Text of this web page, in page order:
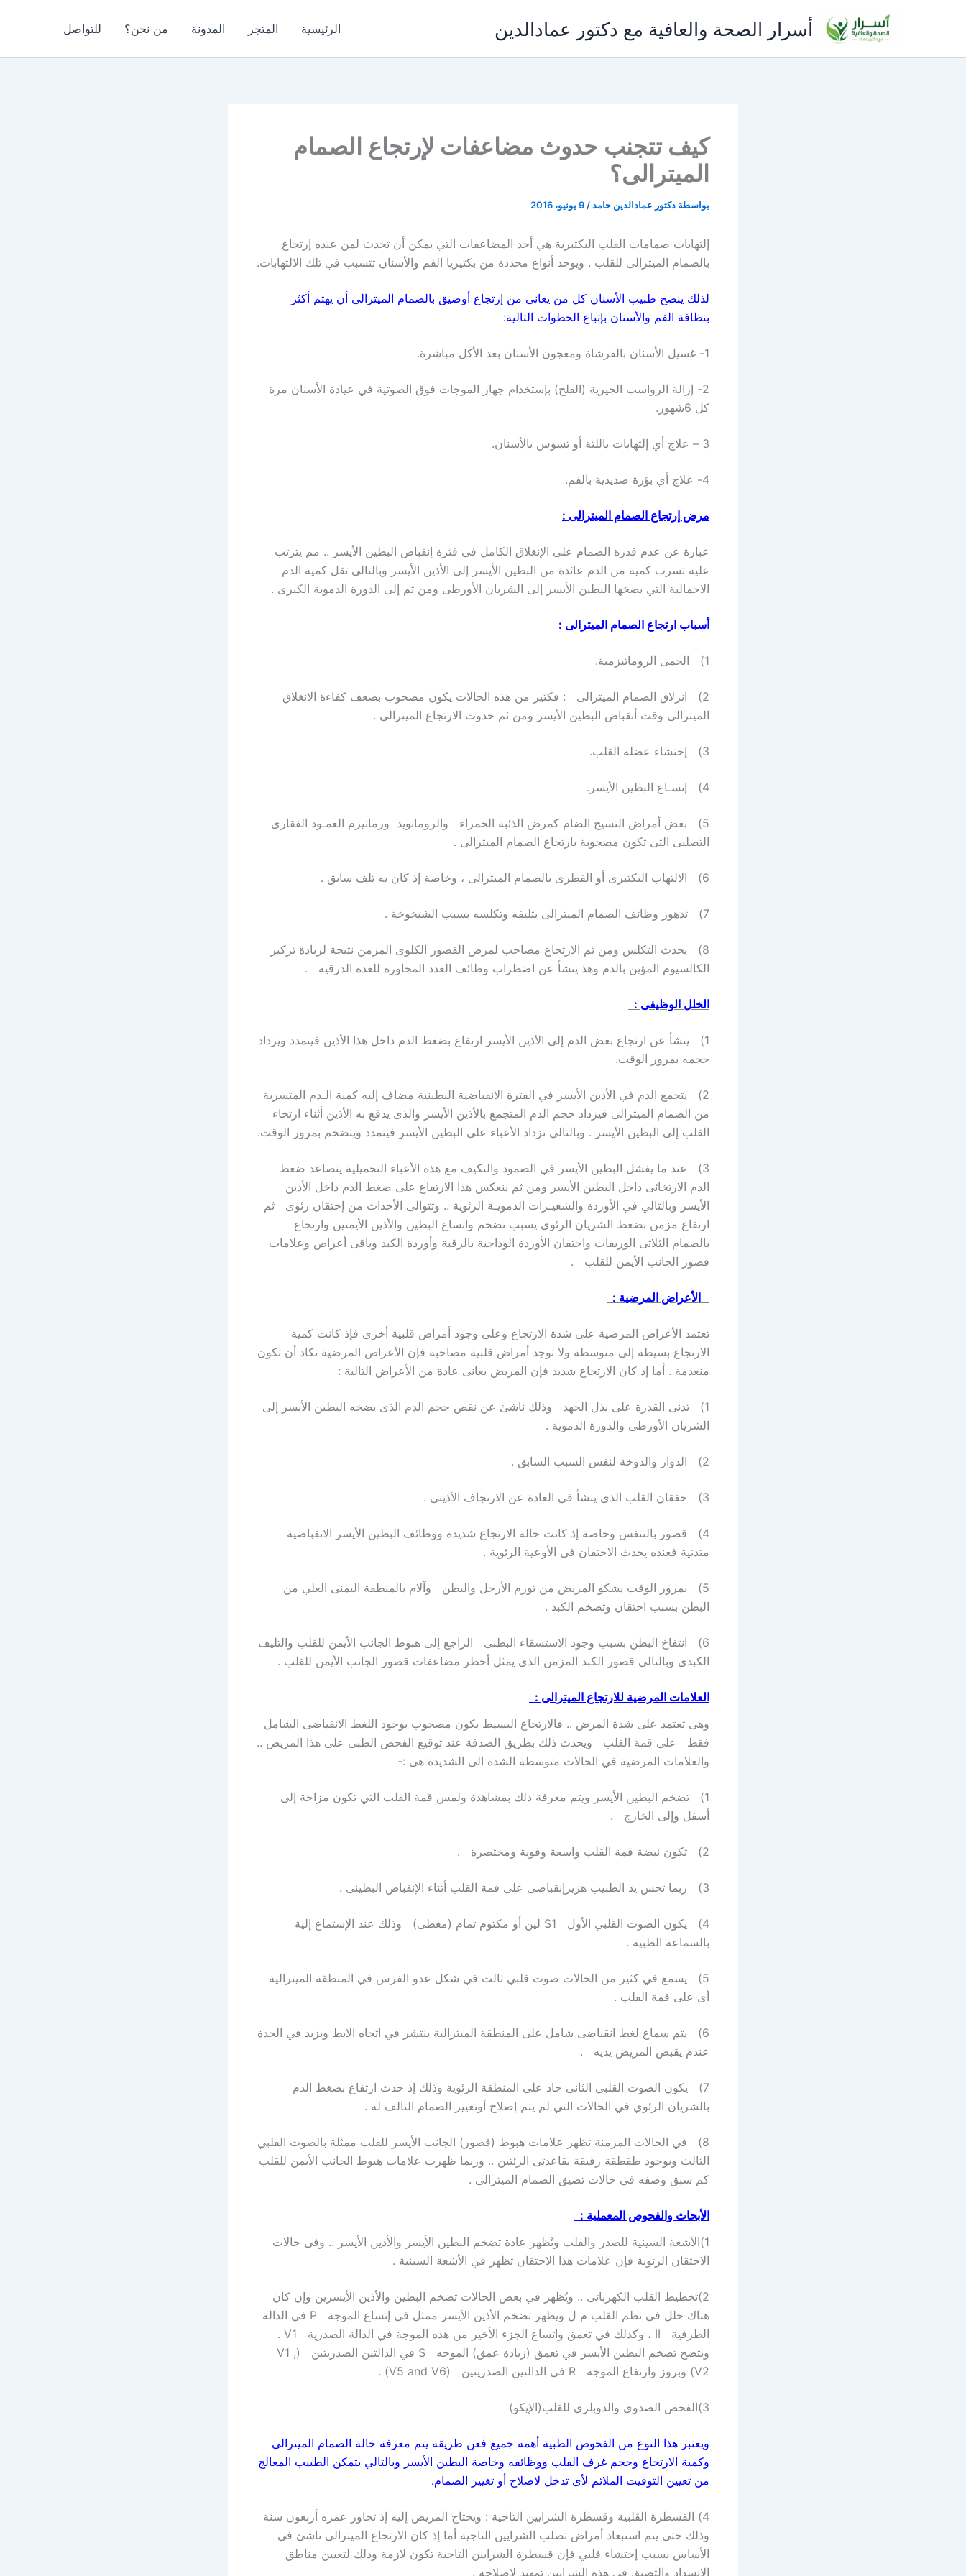
أسرار الصحة والعافية مع دكتور عمادالدين الرئيسية المتجر المدونة من نحن؟ للتواصل
كيف تتجنب حدوث مضاعفات لإرتجاع الصمام
الميترالى؟
بواسطة دكتور عمادالدين حامد/ 9 يونيو، 2016
إلتهابات صمامات القلب البكتيرية هي أحد المضاعفات التي يمكن أن تحدث لمن عنده إرتجاع
بالصمام الميترالى للقلب . ويوجد أنواع محددة من بكتيريا الفم والأسنان تتسبب في تلك الالتهابات.
لذلك ينصح طبيب الأسنان كل من يعانى من إرتجاع أوضيق بالصمام الميترالى أن يهتم أكثر
بنظافة الفم والأسنان بإتباع الخطوات التالية:
1- غسيل الأسنان بالفرشاة ومعجون الأسنان بعد الأكل مباشرة.
2- إزالة الرواسب الجيرية (القلح) بإستخدام جهاز الموجات فوق الصوتية في عيادة الأسنان مرة
كل 6شهور.
3 – علاج أي إلتهابات باللثة أو تسوس بالأسنان.
4- علاج أي بؤرة صديدية بالفم.
مرض إرتجاع الصمام الميترالى :
عبارة عن عدم قدرة الصمام على الإنغلاق الكامل في فترة إنقباض البطين الأيسر .. مم يترتب
عليه تسرب كمية من الدم عائدة من البطين الأيسر إلى الأذين الأيسر وبالتالى تقل كمية الدم
الاجمالية التي يضخها البطين الأيسر إلى الشريان الأورطى ومن ثم إلى الدورة الدموية الكبرى .
أسباب ارتجاع الصمام الميترالى :
1) الحمى الروماتيزمية.
2) انزلاق الصمام الميترالى : فكثير من هذه الحالات يكون مصحوب بضعف كفاءة الانغلاق
الميترالى وقت أنقباض البطين الأيسر ومن ثم حدوث الارتجاع الميترالى .
3) إحتشاء عضلة القلب.
4) إتسـاع البطين الأيسر.
5) بعض أمراض النسيج الضام كمرض الذئبة الحمراء والروماتويد ورماتيزم العمـود الفقارى
التصلبى التى تكون مصحوبة بارتجاع الصمام الميترالى .
6) الالتهاب البكتيرى أو الفطرى بالصمام الميترالى ، وخاصة إذ كان به تلف سابق .
7) تدهور وظائف الصمام الميترالى بتليفه وتكلسه بسبب الشيخوخة .
8) يحدث التكلس ومن ثم الارتجاع مصاحب لمرض القصور الكلوى المزمن نتيجة لزيادة تركيز
الكالسيوم المؤين بالدم وهذ ينشأ عن اضطراب وظائف الغدد المجاورة للغدة الدرقية .
الخلل الوظيفى :
1) ينشأ عن ارتجاع بعض الدم إلى الأذين الأيسر ارتفاع بضغط الدم داخل هذا الأذين فيتمدد ويزداد
حجمه بمرور الوقت.
2) يتجمع الدم في الأذين الأيسر في الفترة الانقباضية البطينية مضاف إليه كمية الـدم المتسربة
من الصمام الميترالى فيزداد حجم الدم المتجمع بالأذين الأيسر والذى يدفع به الأذين أثناء ارتخاء
القلب إلى البطين الأيسر . وبالتالي تزداد الأعباء على البطين الأيسر فيتمدد ويتضخم بمرور الوقت.
3) عند ما يفشل البطين الأيسر في الصمود والتكيف مع هذه الأعباء التحميلية يتصاعد ضغط
الدم الارتخائى داخل البطين الأيسر ومن ثم ينعكس هذا الارتفاع على ضغط الدم داخل الأذين
الأيسر وبالتالي في الأوردة والشعيـرات الدمويـة الرئوية .. وتتوالى الأحداث من إحتقان رئوى ثم
ارتفاع مزمن بضغط الشريان الرئوي يسبب تضخم واتساع البطين والأذين الأيمنين وارتجاع
بالصمام الثلاثى الوريقات واحتقان الأوردة الوداجية بالرقبة وأوردة الكبد وباقى أعراض وعلامات
قصور الجانب الأيمن للقلب .
الأعراض المرضية :
تعتمد الأعراض المرضية على شدة الارتجاع وعلى وجود أمراض قلبية أخرى فإذ كانت كمية
الارتجاع بسيطة إلى متوسطة ولا توجد أمراض قلبية مصاحبة فإن الأعراض المرضية تكاد أن تكون
منعدمة . أما إذ كان الارتجاع شديد فإن المريض يعانى عادة من الأعراض التالية :
1) تدنى القدرة على بذل الجهد وذلك ناشئ عن نقص حجم الدم الذى يضخه البطين الأيسر إلى
الشريان الأورطى والدورة الدموية .
2) الدوار والدوخة لنفس السبب السابق .
3) خفقان القلب الذى ينشأ في العادة عن الارتجاف الأذينى .
4) قصور بالتنفس وخاصة إذ كانت حالة الارتجاع شديدة ووظائف البطين الأيسر الانقباضية
متدنية فعنده يحدث الاحتقان فى الأوعية الرئوية .
5) بمرور الوقت يشكو المريض من تورم الأرجل والبطن وآلام بالمنطقة اليمنى العلي من
البطن بسبب احتقان وتضخم الكبد .
6) انتفاخ البطن بسبب وجود الاستسقاء البطنى الراجع إلى هبوط الجانب الأيمن للقلب والتليف
الكبدى وبالتالي قصور الكبد المزمن الذى يمثل أخطر مضاعفات قصور الجانب الأيمن للقلب .
العلامات المرضية للارتجاع الميترالى :
وهى تعتمد على شدة المرض .. فالارتجاع البسيط يكون مصحوب بوجود اللغط الانقباضى الشامل
فقط على قمة القلب ويحدث ذلك بطريق الصدفة عند توقيع الفحص الطبى على هذا المريض ..
والعلامات المرضية في الحالات متوسطة الشدة الى الشديدة هى :-
1) تضخم البطين الأيسر ويتم معرفة ذلك بمشاهدة ولمس قمة القلب التي تكون مزاحة إلى
أسفل وإلى الخارج .
2) تكون نبضة قمة القلب واسعة وقوية ومختصرة .
3) ربما تحس يد الطبيب هزيزإنقباضى على قمة القلب أثناء الإنقباض البطينى .
4) يكون الصوت القلبي الأول S1 لين أو مكتوم تمام (مغطى) وذلك عند الإستماع إلية
بالسماعة الطبية .
5) يسمع في كثير من الحالات صوت قلبي ثالث في شكل عدو الفرس في المنطقة الميترالية
أى على قمة القلب .
6) يتم سماع لغط انقباضى شامل على المنطقة الميترالية ينتشر في اتجاه الابط ويزيد في الحدة
عندم يقبض المريض يديه .
7) يكون الصوت القلبي الثانى حاد على المنطقة الرئوية وذلك إذ حدث ارتفاع بضغط الدم
بالشريان الرئوي في الحالات التي لم يتم إصلاح أوتغيير الصمام التالف له .
8) في الحالات المزمنة تظهر علامات هبوط (قصور) الجانب الأيسر للقلب ممثلة بالصوت القلبي
الثالث وبوجود طقطقة رقيقة بقاعدتى الرئتين .. وربما ظهرت علامات هبوط الجانب الأيمن للقلب
كم سبق وصفه في حالات تضيق الصمام الميترالى .
الأبحاث والفحوص المعملية :
1)الآشعة السينية للصدر والقلب وتُظهر عادة تضخم البطين الأيسر والأذين الأيسر .. وفى حالات
الاحتقان الرئوية فإن علامات هذا الاحتقان تظهر في الأشعة السينية .
2)تخطيط القلب الكهربائى .. ويُظهر في بعض الحالات تضخم البطين والأذين الأيسرين وإن كان
هناك خلل في نظم القلب م ل ويظهر تضخم الأذين الأيسر ممثل في إتساع الموجة P في الدالة
الطرفية II ، وكذلك في تعمق واتساع الجزء الأخير من هذه الموجة في الدالة الصدرية V1 .
ويتضح تضخم البطين الأيسر في تعمق (زيادة عمق) الموجه S في الدالتين الصدريتين (V1 ,
V2) وبروز وارتفاع الموجة R في الدالتين الصدريتين (V5 and V6) .
3)الفحص الصدوى والدوبلري للقلب(الإيكو)
ويعتبر هذا النوع من الفحوص الطبية أهمه جميع فعن طريقه يتم معرفة حالة الصمام الميترالى
وكمية الارتجاع وحجم غرف القلب ووظائفه وخاصة البطين الأيسر وبالتالي يتمكن الطبيب المعالج
من تعيين التوقيت الملائم لأى تدخل لاصلاح أو تغيير الصمام.
4) القسطرة القلبية وقسطرة الشرايين التاجية : ويحتاج المريض إليه إذ تجاوز عمره أربعون سنة
وذلك حتى يتم استبعاد أمراض تصلب الشرايين التاجية أما إذ كان الارتجاع الميترالى ناشئ في
الأساس بسبب إحتشاء قلبي فإن قسطرة الشرايين التاجية تكون لازمة وذلك لتعيين مناطق
الانسداد والتضيق في هذه الشرايين تمهيد لاصلاحه .